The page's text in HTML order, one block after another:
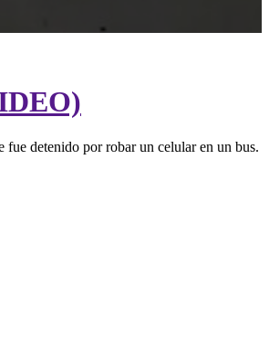
detenido por robar un celular en un bus.